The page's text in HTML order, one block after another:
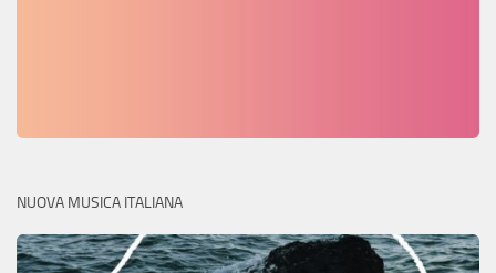
NUOVA MUSICA ITALIANA